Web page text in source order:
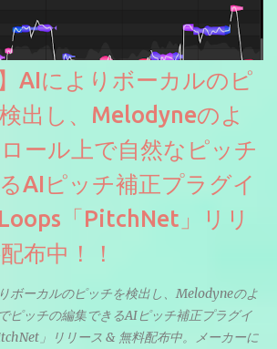
】AIによりボーカルのピ
出し、Melodyneのよ
ール上で自然なピッチ
AIピッチ補正プラグイ
「PitchNet」リリ
布中！！
ボーカルのピッチを検出し、Melodyneのよ
ピッチの編集できるAIピッチ補正プラグイ
」リリース & 無料配布中。メーカーに